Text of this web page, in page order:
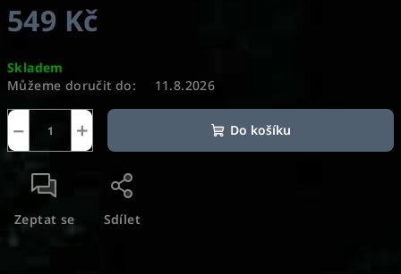
549 Kč
cena:
Skladem
Můžeme doručit do:
11.8.2026
+
− Do košíku
Zeptat se Sdílet